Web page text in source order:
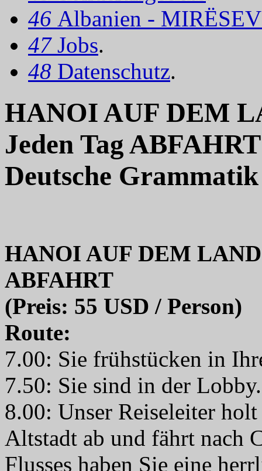
46 Albanien -
47 Jobs.
48 Datenschutz.
HANOI AUF DEM
Jeden Tag
Deutsche Grammatik
HANOI AUF DEM LAND
ABFAHRT
(Preis: 55 USD / Person)
Route:
7.00: Sie frühstücken in
7.50: Sie sind in der Lobby.
8.00: Unser Reiseleiter
Altstadt ab und fährt nach
Flusses haben Sie eine